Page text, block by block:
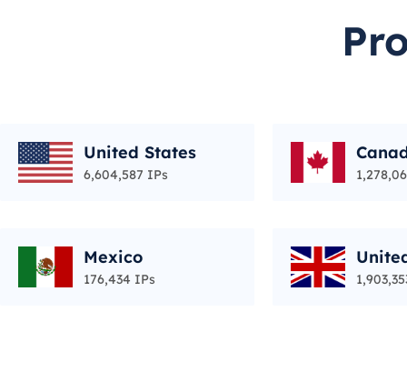
United States
6,604,587 IPs
Mexico
176,434 IPs